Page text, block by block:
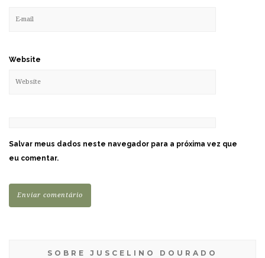
Website
Salvar meus dados neste navegador para a próxima vez que
eu comentar.
SOBRE JUSCELINO DOURADO